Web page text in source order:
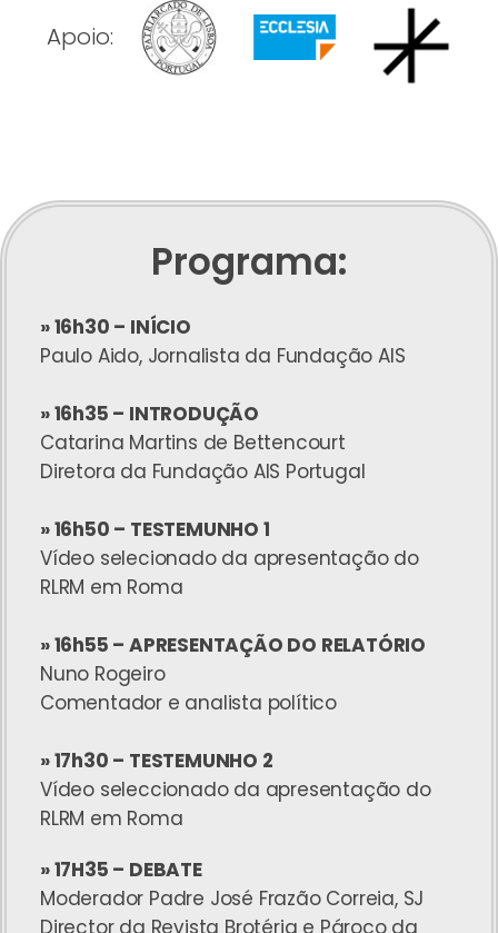
Apoio:
Programa:
» 16h30 – INÍCIO
Paulo Aido, Jornalista da Fundação AIS
» 16h35 – INTRODUÇÃO
Catarina Martins de Bettencourt
Diretora da Fundação AIS Portugal
» 16h50 – TESTEMUNHO 1
Vídeo selecionado da apresentação do
RLRM em Roma
» 16h55 – APRESENTAÇÃO DO RELATÓRIO
Nuno Rogeiro
Comentador e analista político
» 17h30 – TESTEMUNHO 2
Vídeo seleccionado da apresentação do
RLRM em Roma
» 17H35 – DEBATE
Moderador Padre José Frazão Correia, SJ
Director da Revista Brotéria e Pároco da